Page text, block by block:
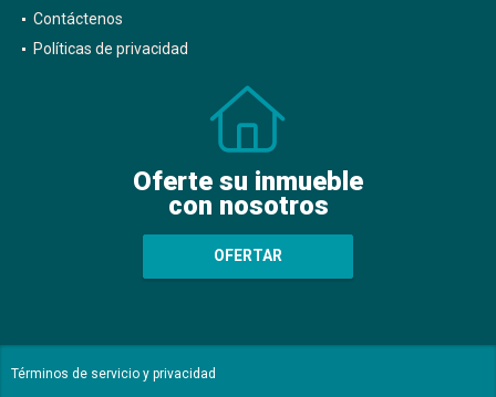
Contáctenos
Políticas de privacidad
Oferte su inmueble
con nosotros
OFERTAR
Términos de servicio y privacidad